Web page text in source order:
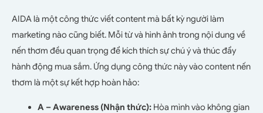
AIDA là một công thức viết content mà bất kỳ người làm
marketing nào cũng biết. Mỗi từ và hình ảnh trong nội dung về
nến thơm đều quan trọng để kích thích sự chú ý và thúc đẩy
hành động mua sắm. Ứng dụng công thức này vào content nến
thơm là một sự kết hợp hoàn hảo:
A – Awareness (Nhận thức): Hòa mình vào không gian